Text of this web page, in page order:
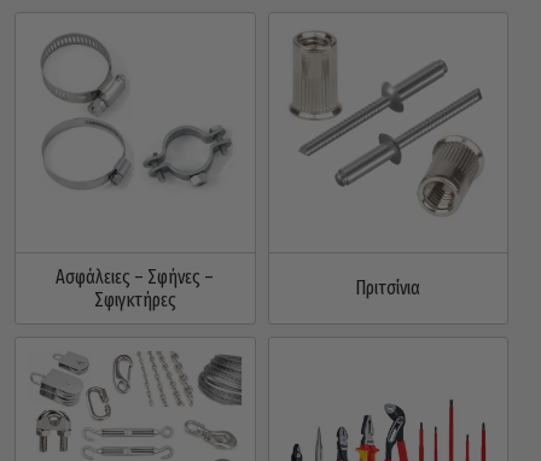
Ασφάλειες – Σφήνες –
Σφιγκτήρες
Πριτσίνια